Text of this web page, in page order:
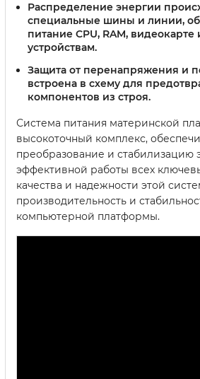
Распределение энергии
специальные шины и линии,
питание CPU, RAM,
устройствам.
Защита от перенапряжения и
встроена в схему для
компонентов из строя.
Система питания материнской
высокоточный комплекс,
преобразование и стабилизацию
эффективной работы всех
качества и надежности этой
производительность и
компьютерной платформы.